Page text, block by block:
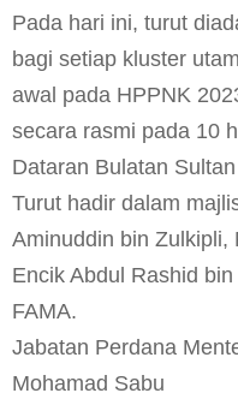
Pada hari ini, turut
bagi setiap kluster
awal pada HPPNK
secara rasmi pada 10
Dataran Bulatan
Turut hadir dalam
Aminuddin bin Zulkipli,
Encik Abdul Rashid
FAMA.
Jabatan Perdana
Mohamad Sabu